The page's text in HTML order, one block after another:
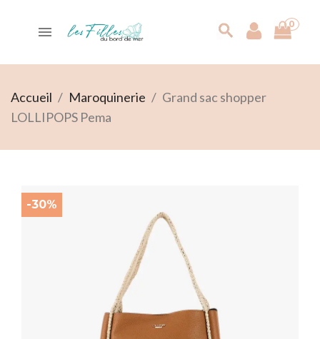
 0
Accueil Maroquinerie
Grand sac shopper
LOLLIPOPS Pema
-30%